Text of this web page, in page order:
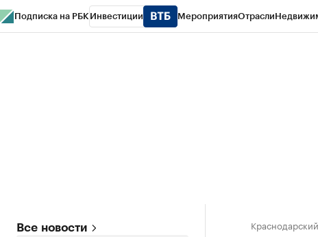
Подписка на РБК Инвестиции МероприятияОтрасли
Все новости